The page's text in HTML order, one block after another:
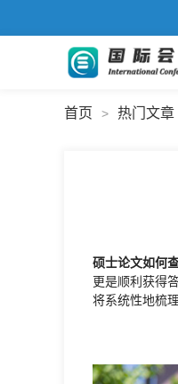
首页 > 热门文章
硕士论文如何
更是顺利获得
将系统性地梳